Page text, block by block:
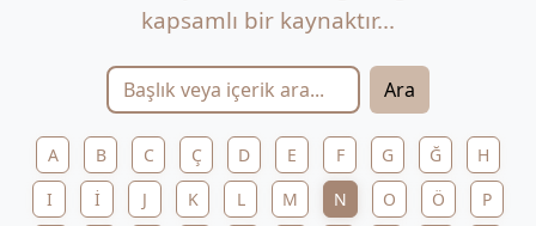
kapsamlı bir kaynaktır...
Ara
A B C Ç D E F G Ğ
H
I
İ J K L M N O Ö
P